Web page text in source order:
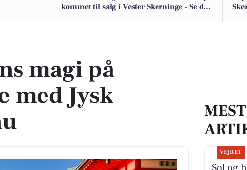
kommet til salg i Vester Skerninge - Se den
Jysk Rejsebureau
magi på
med Jysk
VEJRET
Sol og